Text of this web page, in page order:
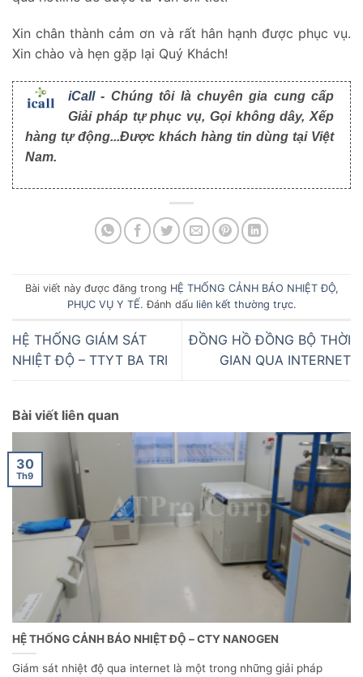
Xin chân thành cảm ơn và rất hân hạnh được phục vụ.
Xin chào và hẹn gặp lại Quý Khách!
iCall- Chúng tôi là chuyên gia cung cấp
Giải pháp tự phục vụ, Gọi không dây, Xếp
hàng tự động...Được khách hàng tin dùng tại Việt
Nam.
Bài viết này được đăng trong HỆ THỐNG CẢNH BÁO NHIỆT ĐỘ,
PHỤC VỤ Y TẾ. Đánh dấu liên kết thường trực.
HỆ THỐNG GIÁM SÁT
NHIỆT ĐỘ – TTYT BA TRI
ĐỒNG HỒ ĐỒNG BỘ THỜI
GIAN QUA INTERNET
Bài viết liên quan
HỆ THỐNG CẢNH BÁO NHIỆT ĐỘ – CTY NANOGEN
Giám sát nhiệt độ qua internet là một trong những giải pháp
30
Th9